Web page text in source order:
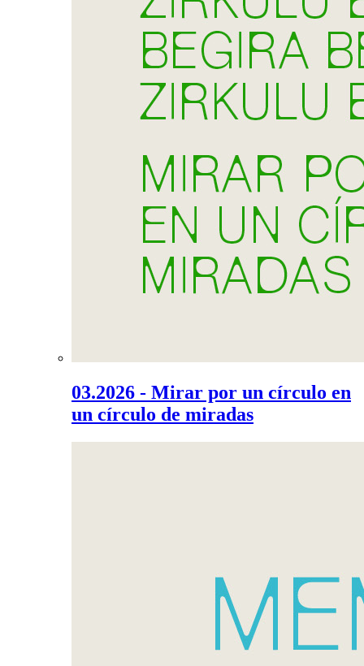
03.2026 - Mirar por un círculo en
un círculo de miradas